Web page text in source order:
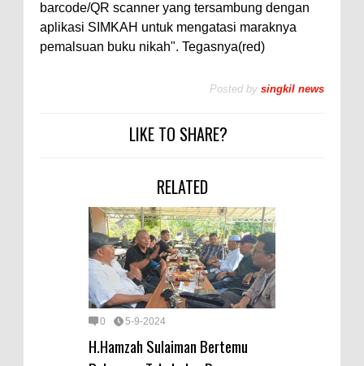
barcode/QR scanner yang tersambung dengan
aplikasi SIMKAH untuk mengatasi maraknya
pemalsuan buku nikah". Tegasnya(red)
Posted by singkil news
LIKE TO SHARE?
RELATED
0 5-9-2024
H.Hamzah Sulaiman Bertemu